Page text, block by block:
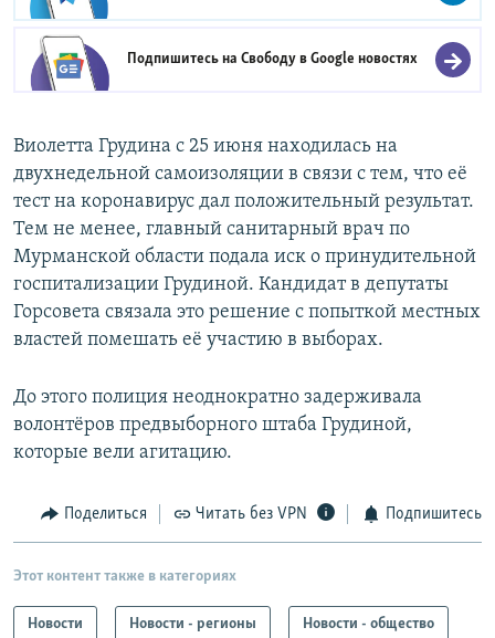
Подпишитесь на Свободу вGoogle новостях
Виолетта Грудина с 25 июня находилась на
двухнедельной самоизоляции в связи с тем, что её
тест на коронавирус дал положительный результат.
Тем не менее, главный санитарный врач по
Мурманской области подала иск о принудительной
госпитализации Грудиной. Кандидат в депутаты
Горсовета связала это решение с попыткой местных
властей помешать её участию в выборах.
До этого полиция неоднократно задерживала
волонтёров предвыборного штаба Грудиной,
которые вели агитацию.
Поделиться Читать без VPN Подпишитесь
Этот контент также в категориях
Новости Новости - регионы Новости - общество